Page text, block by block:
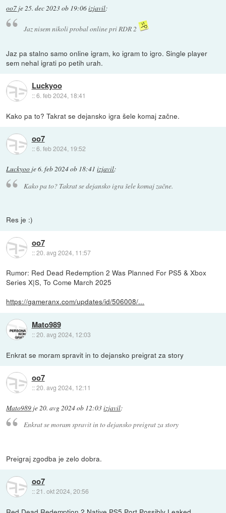
oo7 je25. dec 2023 ob 19:06izjavil:
Jaz nisem nikoli probal online pri RDR 2
Jaz pa stalno samo online igram, ko igram to igro. Single player
sem nehal igrati po petih urah.
Luckyoo
::6. feb 2024, 18:41
Kako pa to? Takrat se dejansko igra šele komaj začne.
oo7
::6. feb 2024, 19:52
Luckyoo je6. feb 2024 ob 18:41 izjavil:
Kako pa to? Takrat se dejansko igra šele komaj začne.
Res je :)
oo7
::20. avg 2024, 11:57
Rumor: Red Dead Redemption 2 Was Planned For PS5 & Xbox
Series X|S, To Come March 2025
https://gameranx.com/updates/id/506008/...
Mato989
::20. avg 2024, 12:03
Enkrat se moram spravit in to dejansko preigrat za story
oo7
::20. avg 2024, 12:11
Mato989 je 20. avg 2024 ob 12:03izjavil:
Enkrat se moram spravit in to dejansko preigrat za story
Preigraj zgodba je zelo dobra.
oo7
::21. okt 2024, 20:56